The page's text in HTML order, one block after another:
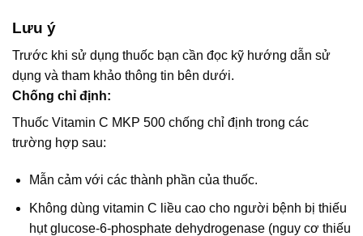
Lưu ý
Trước khi sử dụng thuốc bạn cần đọc kỹ hướng dẫn sử
dụng và tham khảo thông tin bên dưới.
Chống chỉ định:
Thuốc Vitamin C MKP 500 chống chỉ định trong các
trường hợp sau:
Mẫn cảm với các thành phần của thuốc.
Không dùng vitamin C liều cao cho người bệnh bị thiếu
hụt glucose-6-phosphate dehydrogenase (nguy cơ thiếu